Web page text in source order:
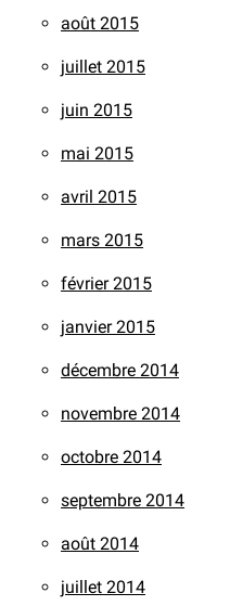
août 2015
juillet 2015
juin 2015
mai 2015
avril 2015
mars 2015
février 2015
janvier 2015
décembre 2014
novembre 2014
octobre 2014
septembre 2014
août 2014
juillet 2014